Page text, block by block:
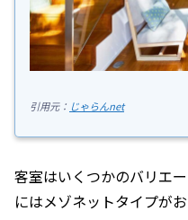
引用元： じゃらんnet
客室はいくつかのバリエ
にはメゾネットタイプがお